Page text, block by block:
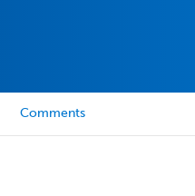
Comments